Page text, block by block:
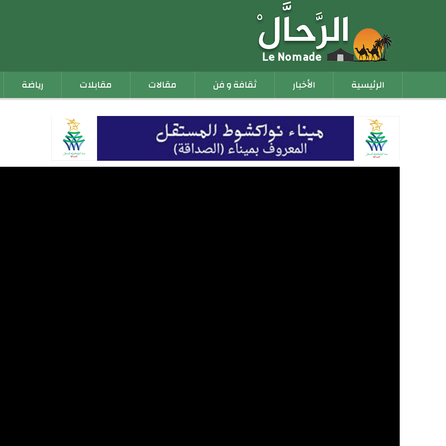
Main
navigation
الرئيسية الأخبار ثقافة و فن مقالات مقابلات رياضة
برنامج الخبير: حلقة الزاوج السري